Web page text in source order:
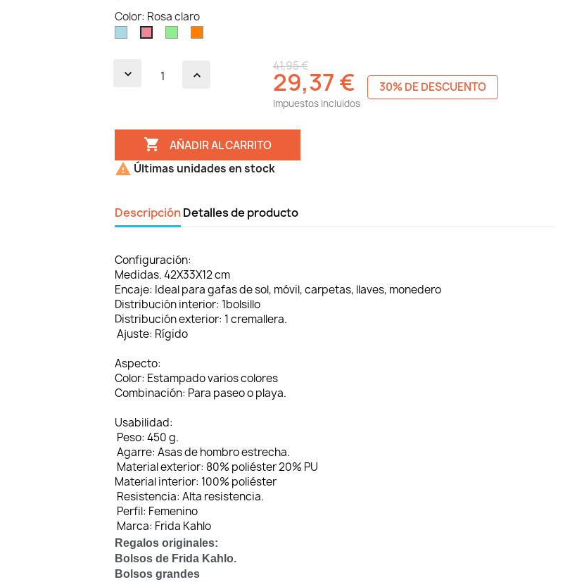
Color: Rosa claro
Azul
claro
Rosa
claro
Verde
claro
Naranja
41,95 €
29,37 € 30% DE DESCUENTO
Impuestos incluidos
 AÑADIR AL CARRITO
 Últimas unidades en stock
DescripciónDetalles de producto
Configuración:
Medidas.42X33X12 cm
Encaje: Ideal para gafas de sol, móvil, carpetas, llaves, monedero
Distribución interior: 1bolsillo
Distribución exterior: 1 cremallera.
Ajuste: Rígido
Aspecto:
Color: Estampado varios colores
Combinación: Para paseo o playa.
Usabilidad:
Peso: 450 g.
Agarre: Asas de hombro estrecha.
Material exterior: 80% poliéster 20% PU
Material interior: 100% poliéster
Resistencia: Alta resistencia.
Perfil: Femenino
Marca: Frida Kahlo
Regalos originales:
Bolsos de Frida Kahlo.
Bolsos grandes